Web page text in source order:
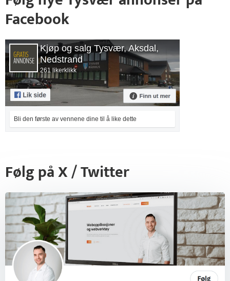
Facebook
Kjøp og salg Tysvær, Aksdal,
Nedstrand
261 likerklikk
Bli den første av vennene dine til å like dette
Følg på X / Twitter